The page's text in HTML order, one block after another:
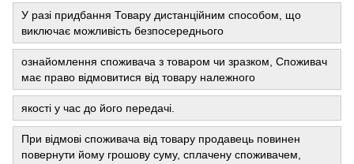
У разі придбання Товару дистанційним способом, що
виключає можливість безпосереднього
ознайомлення споживача з товаром чи зразком, Споживач
має право відмовитися від товару належного
якості у час до його передачі.
При відмові споживача від товару продавець повинен
повернути йому грошову суму, сплачену споживачем,